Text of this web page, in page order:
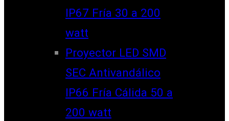
IP67 Fría 30 a 200
watt
Proyector LED SMD
SEC Antivandálico
IP66 Fría Cálida 50 a
200 watt